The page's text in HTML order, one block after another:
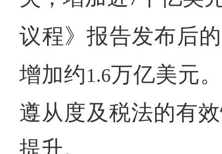
议程》报告发布后
增加约1.6万亿美元
遵从度及税法的有
提升。